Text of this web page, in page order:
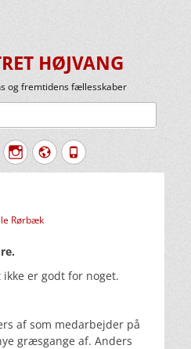
HØJVANG
og fremtidens fællesskaber
Instagram
Website
Tlf.
Rørbæk
er godt for noget.
af som medarbejder på
græsgange af. Anders